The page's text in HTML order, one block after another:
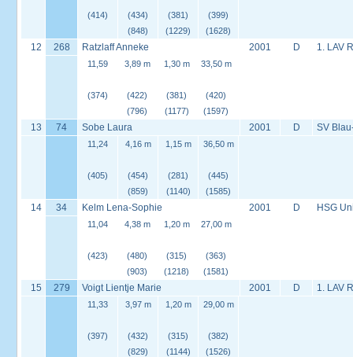
(414)
(434)
(848)
(381)
(1229)
(399)
(1628)
12 268 Ratzlaff Anneke 2001 D 1. LAV
11,59
(374)
3,89 m
(422)
(796)
1,30 m
(381)
(1177)
33,50 m
(420)
(1597)
13 74 Sobe Laura 2001 D SV
11,24
(405)
4,16 m
(454)
(859)
1,15 m
(281)
(1140)
36,50 m
(445)
(1585)
14 34 Kelm Lena-Sophie 2001 D HSG
11,04
(423)
4,38 m
(480)
(903)
1,20 m
(315)
(1218)
27,00 m
(363)
(1581)
15 279 Voigt Lientje Marie 2001 D 1. LAV
11,33
(397)
3,97 m
(432)
(829)
1,20 m
(315)
(1144)
29,00 m
(382)
(1526)